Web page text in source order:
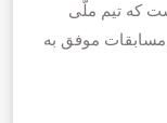
که تیم ملّی
موفق به